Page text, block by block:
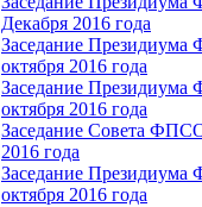
Декабря 2016 года
Заседание
октября 2016 года
Заседание
октября 2016 года
Заседание Совета
2016 года
Заседание
октября 2016 года